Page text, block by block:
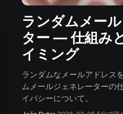
ランダムメー
ター — 仕組み
イミング
ランダムなメールアドレス
ムメールジェネレーターの
イバシーについて。